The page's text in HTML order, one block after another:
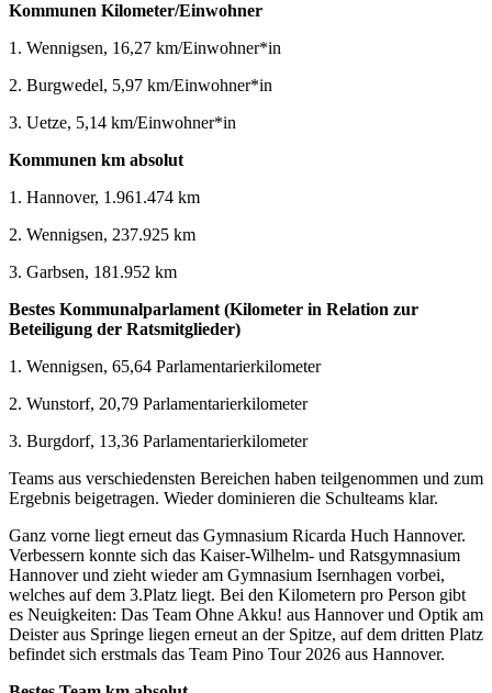
Kommunen Kilometer/Einwohner
1. Wennigsen, 16,27 km/Einwohner*in
2. Burgwedel, 5,97 km/Einwohner*in
3. Uetze, 5,14 km/Einwohner*in
Kommunen km absolut
1. Hannover, 1.961.474 km
2. Wennigsen, 237.925 km
3. Garbsen, 181.952 km
Bestes Kommunalparlament (Kilometer in Relation zur
Beteiligung der Ratsmitglieder)
1. Wennigsen, 65,64 Parlamentarierkilometer
2. Wunstorf, 20,79 Parlamentarierkilometer
3. Burgdorf, 13,36 Parlamentarierkilometer
Teams aus verschiedensten Bereichen haben teilgenommen und zum
Ergebnis beigetragen. Wieder dominieren die Schulteams klar.
Ganz vorne liegt erneut das Gymnasium Ricarda Huch Hannover.
Verbessern konnte sich das Kaiser-Wilhelm- und Ratsgymnasium
Hannover und zieht wieder am Gymnasium Isernhagen vorbei,
welches auf dem 3.Platz liegt. Bei den Kilometern pro Person gibt
es Neuigkeiten: Das Team Ohne Akku! aus Hannover und Optik am
Deister aus Springe liegen erneut an der Spitze, auf dem dritten Platz
befindet sich erstmals das Team Pino Tour 2026 aus Hannover.